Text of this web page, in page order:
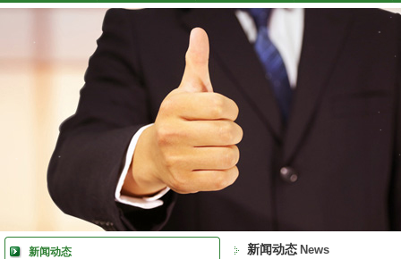
新闻动态 新闻动态 News